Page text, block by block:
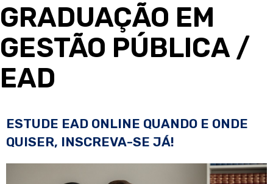
GRADUAÇÃO EM
GESTÃO PÚBLICA /
EAD
ESTUDE EAD ONLINE QUANDO E ONDE
QUISER, INSCREVA-SE JÁ!